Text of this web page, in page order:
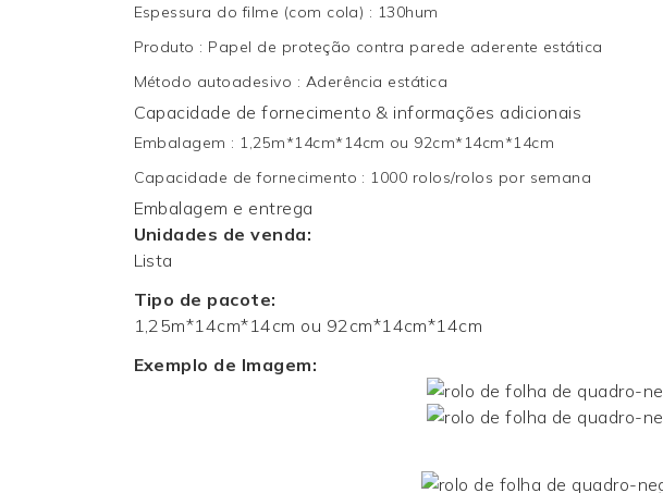
Espessura do filme (com cola) : 130hum
Produto : Papel de proteção contra parede aderente estática
Método autoadesivo : Aderência estática
Capacidade de fornecimento & informações adicionais
Embalagem : 1,25m*14cm*14cm ou 92cm*14cm*14cm
Capacidade de fornecimento : 1000 rolos/rolos por semana
Embalagem e entrega
Unidades de venda:
Lista
Tipo de pacote:
1,25m*14cm*14cm ou 92cm*14cm*14cm
Exemplo de Imagem: